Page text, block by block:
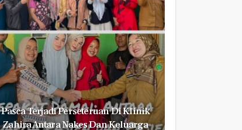
Pasca Terjadi Perseteruan Di Klinik
Zahira Antara Nakes Dan Keluarga